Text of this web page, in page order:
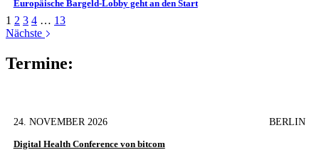
Europäische Bargeld-Lobby geht an den Start
1 2 3 4 … 13
Nächste
Termine:
24. NOVEMBER 2026 BERLIN
Digital Health Conference von bitcom